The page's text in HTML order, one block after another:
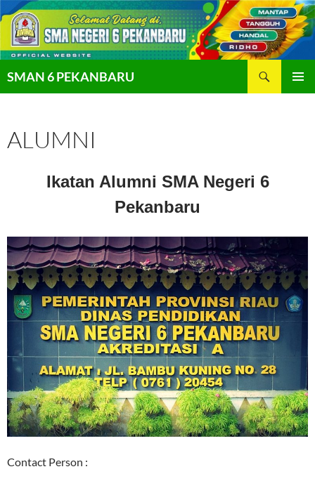
Langsung
ke
SMAN 6 PEKANBARU
ALUMNI
Ikatan Alumni SMA Negeri 6
Pekanbaru
Contact Person :